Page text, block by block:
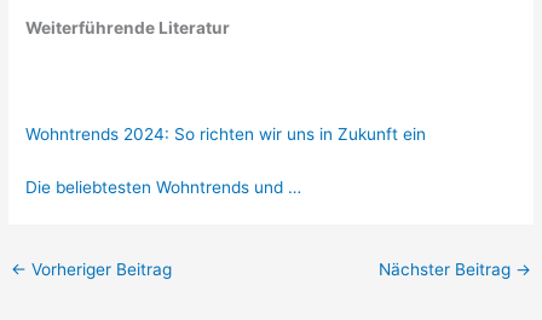
Weiterführende Literatur
Wohntrends 2024: So richten wir uns in Zukunft ein
Die beliebtesten Wohntrends und …
← Vorheriger Beitrag Nächster Beitrag →